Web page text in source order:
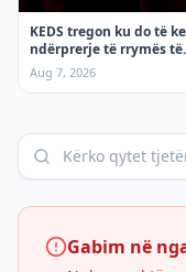
KEDS tregon ku do të
ndërprerje të rrymës të
shtunën, 8 Gusht!
Aug 7, 2026
Gabim në